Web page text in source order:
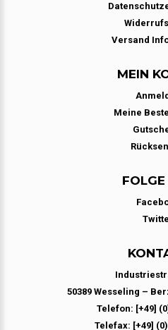
Versand
MEIN
Meine
FOLGE
50389 Wesseling –
Telefon: [+49]
Telefax: [+49] (0)